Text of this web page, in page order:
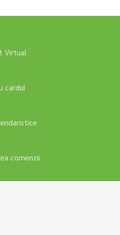
Virtual
cardul
comenzii